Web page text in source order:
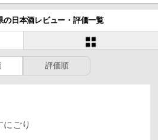
の日本酒レビュー・評価一覧
評価順
にごり